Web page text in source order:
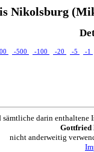
Nikolsburg
-500 -100 -20 -5 -1
sämtliche darin enthaltene
Gottfried
nicht anderweitig